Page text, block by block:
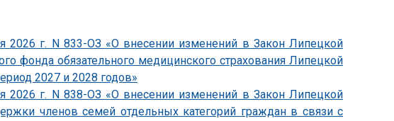
2026 г. N 833-ОЗ «О внесении изменений в Закон Липецкой
фонда обязательного медицинского страхования Липецкой
2027 и 2028 годов»
2026 г. N 838-ОЗ «О внесении изменений в Закон Липецкой
членов семей отдельных категорий граждан в связи с